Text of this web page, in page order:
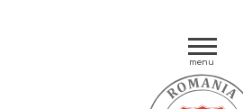
menu